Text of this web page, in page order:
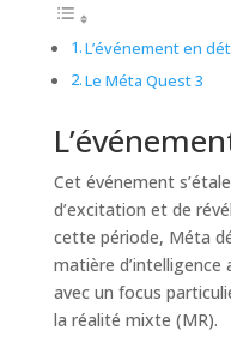
L’événement en
Le Méta Quest 3
Cet événement
d’excitation et de
cette période, Méta
matière
avec un focus
la réalité mixte (MR).